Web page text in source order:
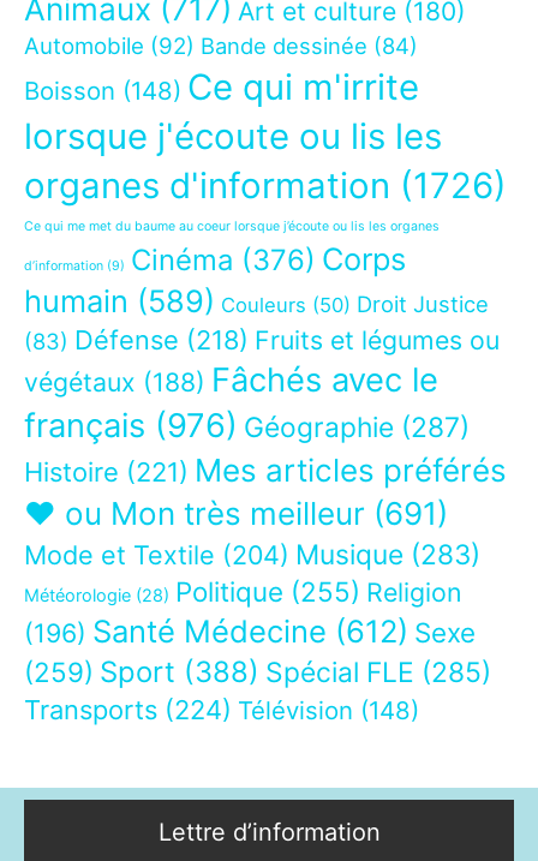
Animaux (717) Art et culture (180)
Automobile (92) Bande dessinée (84)
Boisson (148) Ce qui m'irrite
lorsque j'écoute ou lis les
organes d'information (1726)
Ce qui me met du baume au coeur lorsque j’écoute ou lis les organes
d’information (9) Cinéma (376) Corps
humain (589) Couleurs (50) Droit Justice
(83) Défense (218) Fruits et légumes ou
végétaux (188) Fâchés avec le
français (976) Géographie (287)
Histoire (221) Mes articles préférés
❤ ou Mon très meilleur (691)
Mode et Textile (204) Musique (283)
Météorologie (28) Politique (255) Religion
(196) Santé Médecine (612) Sexe
(259) Sport (388) Spécial FLE (285)
Transports (224) Télévision (148)
Lettre d’information